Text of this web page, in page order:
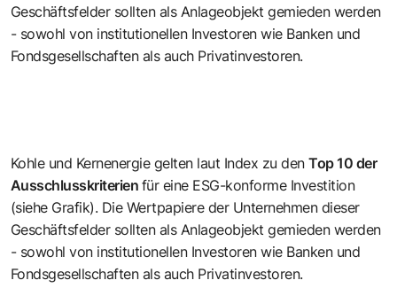
Geschäftsfelder sollten als Anlageobjekt gemieden werden
- sowohl von institutionellen Investoren wie Banken und
Fondsgesellschaften als auch Privatinvestoren.
Kohle und Kernenergie gelten laut Index zu denTop 10 der
Ausschlusskriterien für eine ESG-konforme Investition
(siehe Grafik). Die Wertpapiere der Unternehmen dieser
Geschäftsfelder sollten als Anlageobjekt gemieden werden
- sowohl von institutionellen Investoren wie Banken und
Fondsgesellschaften als auch Privatinvestoren.